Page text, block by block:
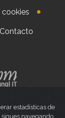
cookies
Contacto
estadísticas de
navegando